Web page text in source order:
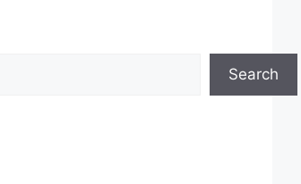
Search